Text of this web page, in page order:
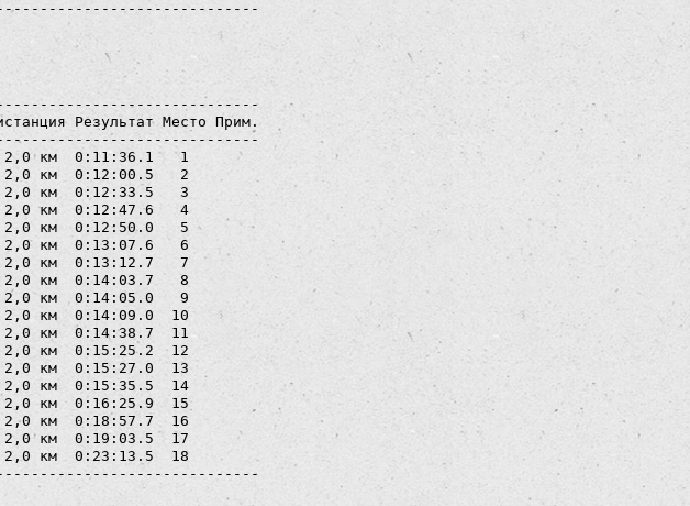
Результат Место Прим.
2,0 км  0:11:36.1   1
2,0 км  0:12:00.5   2
2,0 км  0:12:33.5   3
2,0 км  0:12:47.6   4
2,0 км  0:12:50.0   5
2,0 км  0:13:07.6   6
2,0 км  0:13:12.7   7
2,0 км  0:14:03.7   8
2,0 км  0:14:05.0   9
2,0 км  0:14:09.0  10
2,0 км  0:14:38.7  11
2,0 км  0:15:25.2  12
2,0 км  0:15:27.0  13
2,0 км  0:15:35.5  14
2,0 км  0:16:25.9  15
2,0 км  0:18:57.7  16
2,0 км  0:19:03.5  17
2,0 км  0:23:13.5  18